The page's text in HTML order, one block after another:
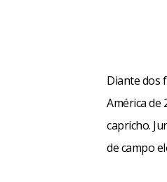
Diante dos
América de
capricho.
de campo